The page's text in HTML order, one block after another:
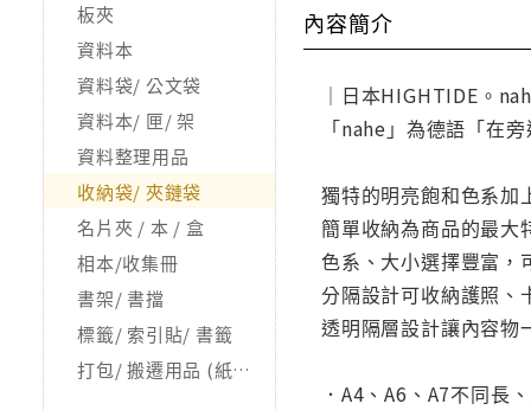
板夾
資料本
資料袋/ 公文袋
資料本/ 匣/ 架
資料整理用品
收納袋/ 夾鏈袋
名片夾 / 本 / 盒
相本/收集冊
書架/ 書擋
標籤/ 索引貼/ 書籤
打包/ 搬遷用品 (紙箱/ 氣泡紙)
內容簡介
｜日本HIGHTIDE。
「nahe」為德語「在
獨特的明亮飽和色系加
簡單收納為商品的最大
色系、大小選擇豐富，
分隔設計可收納護照、
透明隔層設計讓內容物
．A4、A6、A7不同長